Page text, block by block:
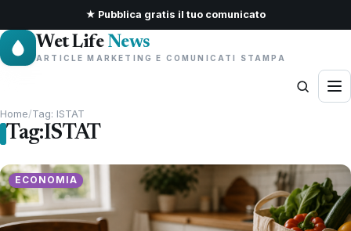
★ Pubblica gratis il tuo comunicato
Wet Life News
ARTICLE MARKETING E COMUNICATI STAMPA
Home/Tag: ISTAT
Tag:ISTAT
ECONOMIA